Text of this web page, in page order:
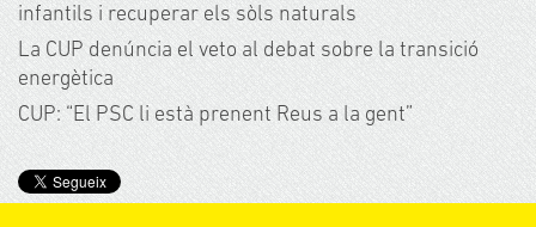
infantils i recuperar els sòls naturals
La CUP denúncia el veto al debat sobre la transició
energètica
CUP: “El PSC li està prenent Reus a la gent”